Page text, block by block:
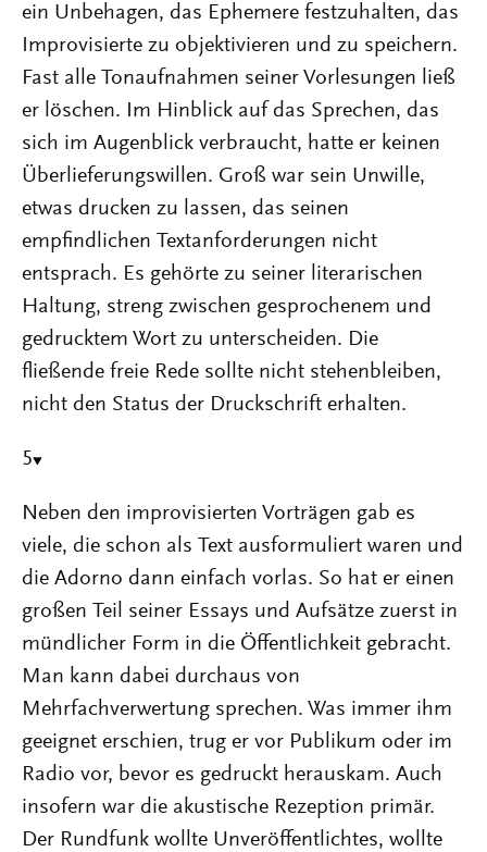
ein Unbehagen, das Ephemere festzuhalten, das
Improvisierte zu objektivieren und zu speichern.
Fast alle Tonaufnahmen seiner Vorlesungen ließ
er löschen. Im Hinblick auf das Sprechen, das
sich im Augenblick verbraucht, hatte er keinen
Überlieferungswillen. Groß war sein Unwille,
etwas drucken zu lassen, das seinen
empfindlichen Textanforderungen nicht
entsprach. Es gehörte zu seiner literarischen
Haltung, streng zwischen gesprochenem und
gedrucktem Wort zu unterscheiden. Die
fließende freie Rede sollte nicht stehenbleiben,
nicht den Status der Druckschrift erhalten.
5
Neben den improvisierten Vorträgen gab es
viele, die schon als Text ausformuliert waren und
die Adorno dann einfach vorlas. So hat er einen
großen Teil seiner Essays und Aufsätze zuerst in
mündlicher Form in die Öffentlichkeit gebracht.
Man kann dabei durchaus von
Mehrfachverwertung sprechen. Was immer ihm
geeignet erschien, trug er vor Publikum oder im
Radio vor, bevor es gedruckt herauskam. Auch
insofern war die akustische Rezeption primär.
Der Rundfunk wollte Unveröffentlichtes, wollte